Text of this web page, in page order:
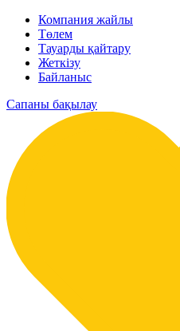
Компания жайлы
Төлем
Тауарды қайтару
Жеткізу
Байланыс
Сапаны бақылау